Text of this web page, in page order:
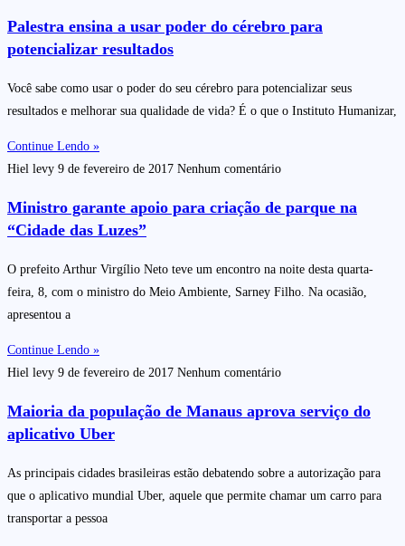
Palestra ensina a usar poder do cérebro para
potencializar resultados
Você sabe como usar o poder do seu cérebro para potencializar seus
resultados e melhorar sua qualidade de vida? É o que o Instituto Humanizar,
Continue Lendo »
Hiel levy 9 de fevereiro de 2017 Nenhum comentário
Ministro garante apoio para criação de parque na
“Cidade das Luzes”
O prefeito Arthur Virgílio Neto teve um encontro na noite desta quarta-
feira, 8, com o ministro do Meio Ambiente, Sarney Filho. Na ocasião,
apresentou a
Continue Lendo »
Hiel levy 9 de fevereiro de 2017 Nenhum comentário
Maioria da população de Manaus aprova serviço do
aplicativo Uber
As principais cidades brasileiras estão debatendo sobre a autorização para
que o aplicativo mundial Uber, aquele que permite chamar um carro para
transportar a pessoa